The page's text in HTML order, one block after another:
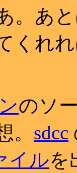
。あと
くれ
のソ
。 sdcc
イルを